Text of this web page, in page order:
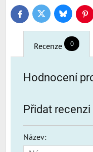
FacebookTwitter Bluesky
Recenze 0
Hodnocení
Přidat recenzi
Název: